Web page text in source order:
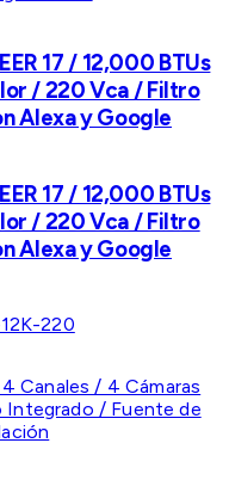
17 / 12,000 BTUs
/ 220 Vca / Filtro
Alexa y Google
17 / 12,000 BTUs
/ 220 Vca / Filtro
Alexa y Google
220